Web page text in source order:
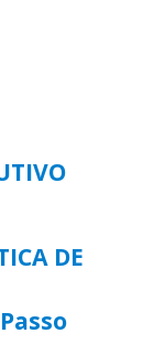
DE